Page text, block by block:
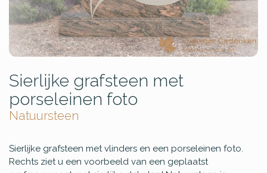
Sierlijke grafsteen met
porseleinen foto
Natuursteen
Sierlijke grafsteen met vlinders en een porseleinen foto.
Rechts ziet u een voorbeeld van een geplaatst